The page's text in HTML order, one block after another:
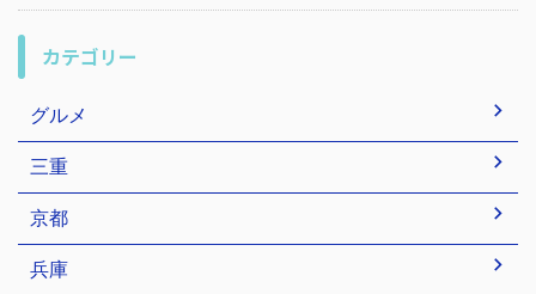
カテゴリー
グルメ
三重
京都
兵庫